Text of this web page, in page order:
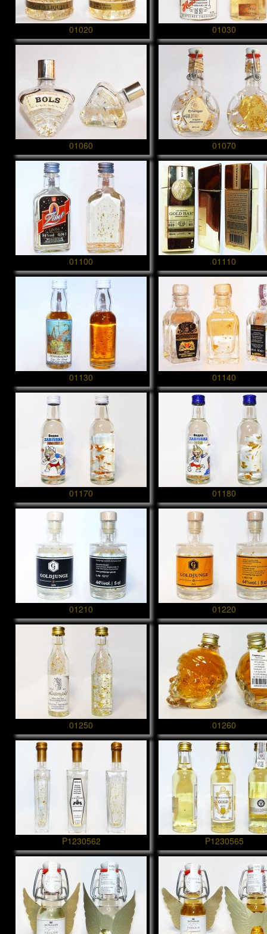
01020 01030
01060 01070
01100 01110
01130 01140
01170 01180
01210 01220
01250 01260
P1230562 P1230565